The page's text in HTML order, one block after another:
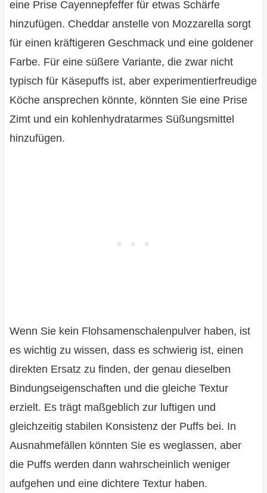
eine Prise Cayennepfeffer für etwas Schärfe
hinzufügen. Cheddar anstelle von Mozzarella sorgt
für einen kräftigeren Geschmack und eine goldener
Farbe. Für eine süßere Variante, die zwar nicht
typisch für Käsepuffs ist, aber experimentierfreudige
Köche ansprechen könnte, könnten Sie eine Prise
Zimt und ein kohlenhydratarmes Süßungsmittel
hinzufügen.
Wenn Sie kein Flohsamenschalenpulver haben, ist
es wichtig zu wissen, dass es schwierig ist, einen
direkten Ersatz zu finden, der genau dieselben
Bindungseigenschaften und die gleiche Textur
erzielt. Es trägt maßgeblich zur luftigen und
gleichzeitig stabilen Konsistenz der Puffs bei. In
Ausnahmefällen könnten Sie es weglassen, aber
die Puffs werden dann wahrscheinlich weniger
aufgehen und eine dichtere Textur haben.